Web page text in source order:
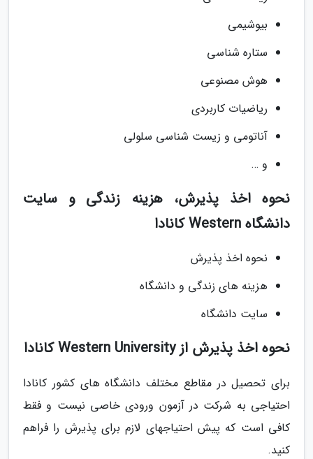
بیوشیمی
ستاره شناسی
هوش مصنوعی
ریاضیات کاربردی
آناتومی و زیست شناسی سلولی
و …
نحوه اخذ پذیرش، هزینه زندگی و سایت
دانشگاه Western کانادا
نحوه اخذ پذیرش
هزینه های زندگی و دانشگاه
سایت دانشگاه
نحوه اخذ پذیرش از Western University کانادا
برای تحصیل در مقاطع مختلف دانشگاه های کشور کانادا
احتیاجی به شرکت در آزمون ورودی خاصی نیست و فقط
کافی است که پیش احتیاجهای لازم برای پذیرش را فراهم
کنید.